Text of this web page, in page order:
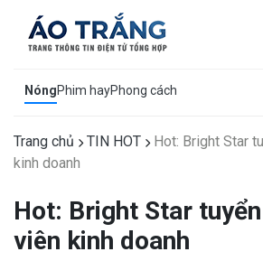
NóngPhim hayPhong cách
Trang chủ TIN HOT
Hot: Bright Star
kinh doanh
Hot: Bright Star
viên kinh doanh